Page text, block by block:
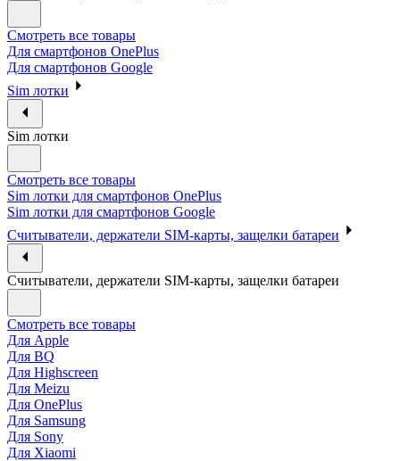
Смотреть все товары
Для смартфонов OnePlus
Для смартфонов Google
Sim лотки
Sim лотки
Смотреть все товары
Sim лотки для смартфонов OnePlus
Sim лотки для смартфонов Google
Считыватели, держатели SIM-карты, защелки батареи
Считыватели, держатели SIM-карты, защелки батареи
Смотреть все товары
Для Apple
Для BQ
Для Highscreen
Для Meizu
Для OnePlus
Для Samsung
Для Sony
Для Xiaomi